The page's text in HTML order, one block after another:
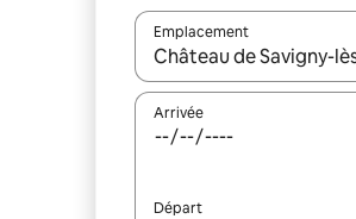
Emplacement
Quand les résultats sont
Arrivée
Départ